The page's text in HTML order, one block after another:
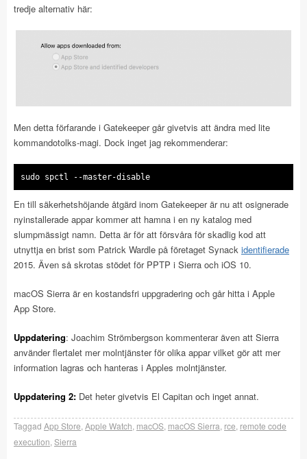
tredje alternativ här:
Men detta förfarande i Gatekeeper går givetvis att ändra med lite
kommandotolks-magi. Dock inget jag rekommenderar:
En till säkerhetshöjande åtgärd inom Gatekeeper är nu att osignerade
nyinstallerade appar kommer att hamna i en ny katalog med
slumpmässigt namn. Detta är för att försvåra för skadlig kod att
utnyttja en brist som Patrick Wardle på företaget Synack identifierade
2015. Även så skrotas stödet för PPTP i Sierra och iOS 10.
macOS Sierra är en kostandsfri uppgradering och går hitta i Apple
App Store.
Uppdatering: Joachim Strömbergson kommenterar även att Sierra
använder flertalet mer molntjänster för olika appar vilket gör att mer
information lagras och hanteras i Apples molntjänster.
Uppdatering 2: Det heter givetvis El Capitan och inget annat.
Taggad App Store Apple Watch macOS macOS Sierra rce remote code
execution Sierra